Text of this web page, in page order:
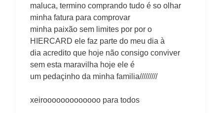
maluca, termino comprando tudo é so olhar
minha fatura para comprovar
minha paixão sem limites por por o
HIERCARD ele faz parte do meu dia à
dia acredito que hoje não consigo conviver
sem esta maravilha hoje ele é
um pedaçinho da minha familia/////////
xeirooooooooooooo para todos